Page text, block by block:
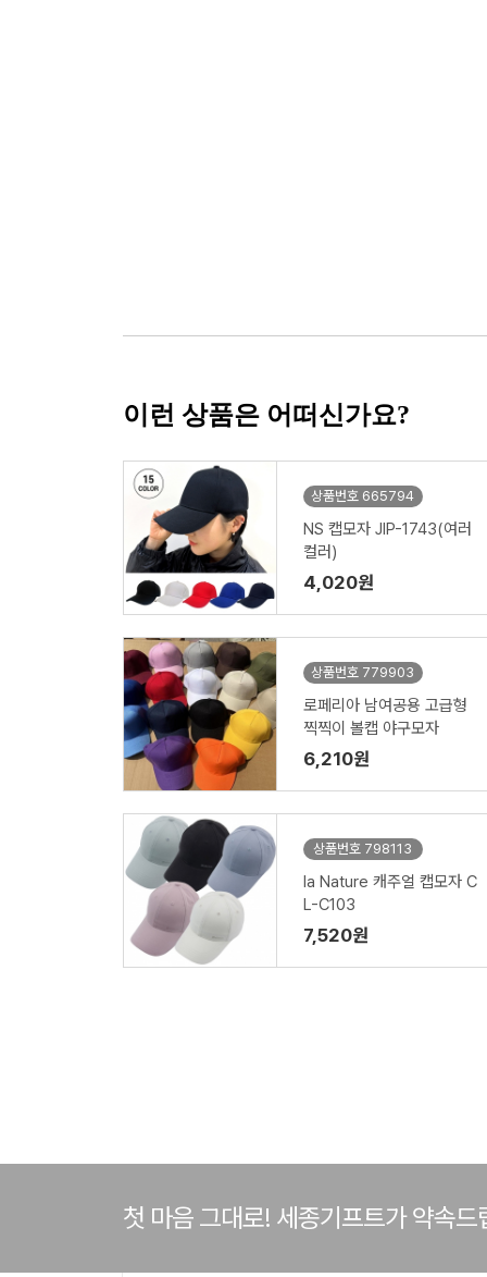
이런 상품은 어떠신가요?
상품번호 665794
NS 캡모자 JIP-1743(여러
컬러)
4,020원
상품번호 779903
로페리아 남여공용 고급형
찍찍이 볼캡 야구모자
6,210원
상품번호 798113
la Nature 캐주얼 캡모자 C
L-C103
7,520원
첫 마음 그대로! 세종기프트가 약속드